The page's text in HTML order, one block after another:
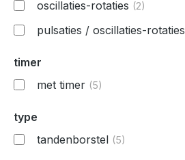
oscillaties-rotaties (2)
pulsaties / oscillaties-rotaties
timer
met timer (5)
type
tandenborstel (5)